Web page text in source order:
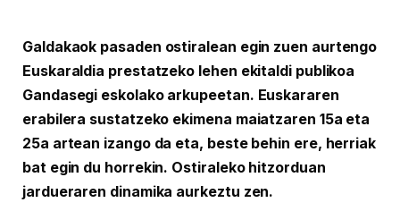
Galdakaok pasaden ostiralean egin zuen aurtengo
Euskaraldia prestatzeko lehen ekitaldi publikoa
Gandasegi eskolako arkupeetan. Euskararen
erabilera sustatzeko ekimena maiatzaren 15a eta
25a artean izango da eta, beste behin ere, herriak
bat egin du horrekin. Ostiraleko hitzorduan
jardueraren dinamika aurkeztu zen.